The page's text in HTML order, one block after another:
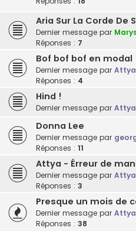
Aria Sur La Corde De
Dernier message par
Réponses : 7
Bof bof bof en modal
Dernier message par Attya
Réponses : 4
Hind !
Dernier message par Attya
Donna Lee
Dernier message par
Réponses : 11
Attya - Érreur de
Dernier message par Attya
Réponses : 3
Presque un mois de
Dernier message par Attya
Réponses : 38